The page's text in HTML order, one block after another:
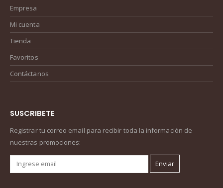
Empresa
Mi cuenta
Tienda
Favoritos
Contáctanos
SUSCRIBETE
Registrar tu correo email para recibir toda la información de
nuestras promociones: